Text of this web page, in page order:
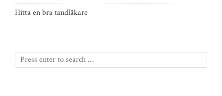
Hitta en bra tandläkare